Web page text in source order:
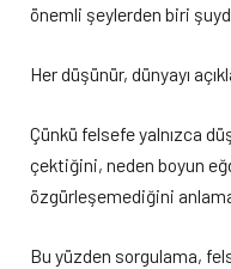
önemli şeylerden biri
Her düşünür, dünyayı
Çünkü felsefe yalnızca
çektiğini, neden boyun
özgürleşemediğini
Bu yüzden sorgulama,